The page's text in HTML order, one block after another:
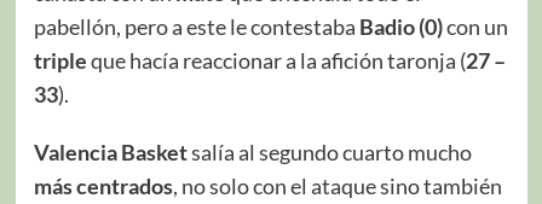
pabellón, pero a este le contestaba Badio (0)con un
tripleque hacía reaccionar a la afición taronja (27 –
33).
Valencia Basketsalía al segundo cuarto mucho
más centrados, no solo con el ataque sino también